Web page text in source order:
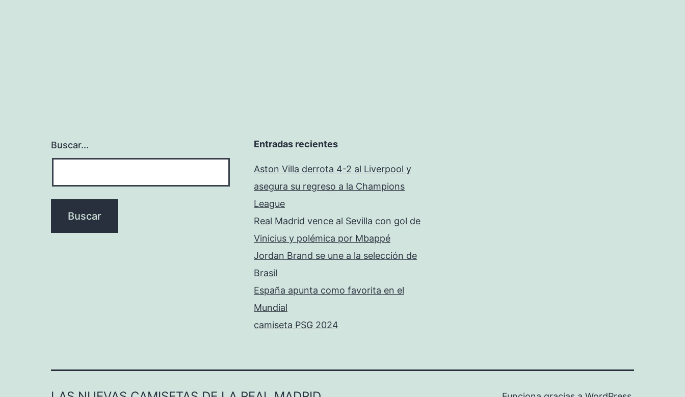
Buscar... Entradas recientes
Aston Villa derrota 4-2 al Liverpool y
asegura su regreso a la Champions
League
Real Madrid vence al Sevilla con gol de
Vinicius y polémica por Mbappé
Jordan Brand se une a la selección de
Brasil
España apunta como favorita en el
Mundial
camiseta PSG 2024